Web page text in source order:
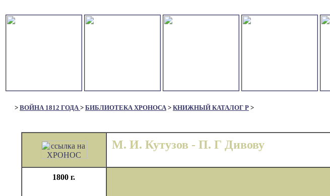
> ВОЙНА 1812 ГОДА> БИБЛИОТЕКА ХРОНОСА> КНИЖНЫЙ КАТАЛОГ Р >
М. И. Кутузов - П. Г Дивову
1800 г.